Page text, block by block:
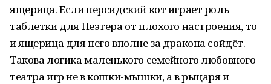
ящерица. Если персидский кот играет роль
таблетки для Пеэтера от плохого настроения, то
и ящерица для него вполне за дракона сойдёт.
Такова логика маленького семейного любовного
театра игр не в кошки-мышки, а в рыцаря и